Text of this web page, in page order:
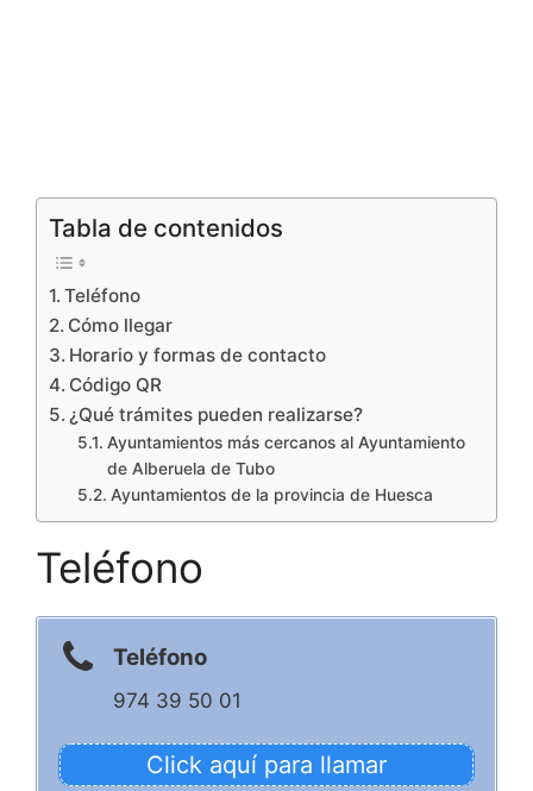
Tabla de contenidos
Teléfono
Cómo llegar
Horario y formas de contacto
Código QR
¿Qué trámites pueden realizarse?
Ayuntamientos más cercanos al Ayuntamiento
de Alberuela de Tubo
Ayuntamientos de la provincia de Huesca
Teléfono
Teléfono
974 39 50 01
Click aquí para llamar